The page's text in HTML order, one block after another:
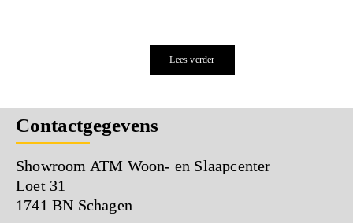
Lees verder
Contactgegevens
Showroom ATM Woon- en Slaapcenter
Loet 31
1741 BN Schagen